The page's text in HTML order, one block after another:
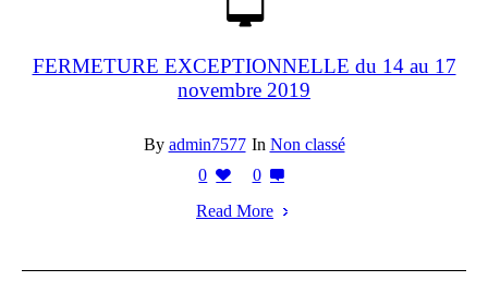
FERMETURE EXCEPTIONNELLE du 14 au 17
novembre 2019
By admin7577 In Non classé
0
0
Read More